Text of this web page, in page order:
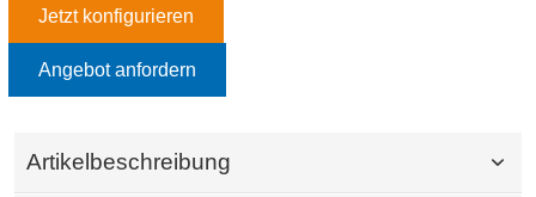
Jetzt konfigurieren
Angebot anfordern
Artikelbeschreibung